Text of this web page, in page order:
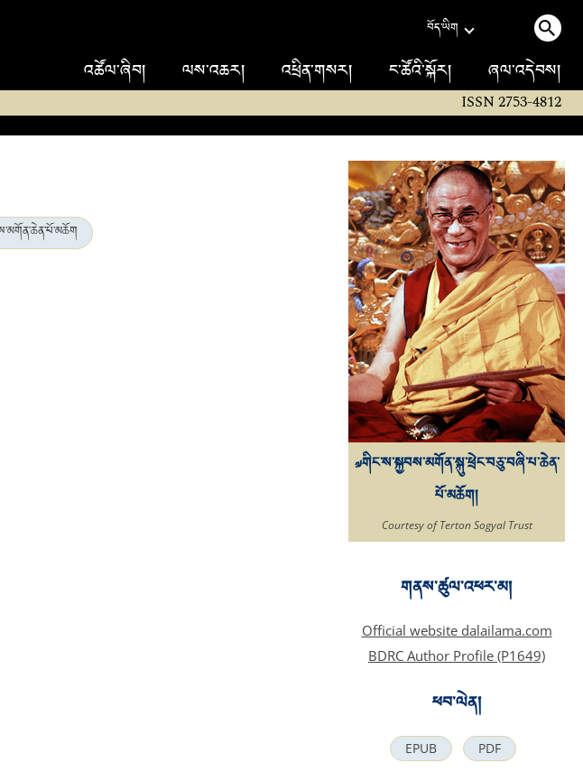
བོད་ཡིག
འཚོལ་ཞིབ། ལས་འཆར། འཕྲིན་གསར། ང་ཚོའི་སྐོར། ཞལ་འདེབས།
ISSN 2753-4812
༧གིང་ས་སྐྱབས་མགོན་སྐུ་ཕྲེང་བཅུ་བཞི་པ་ཆེན་
པོ་མཆོག།
Courtesy of Terton Sogyal Trust
གནས་ཚུལ་འཕར་མ།
Official website dalailama.com
BDRC Author Profile (P1649)
ཕབ་ལེན།
EPUB PDF